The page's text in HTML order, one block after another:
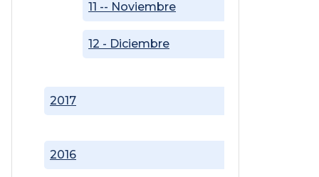
2016
2017
11 -- Noviembre
12 - Diciembre